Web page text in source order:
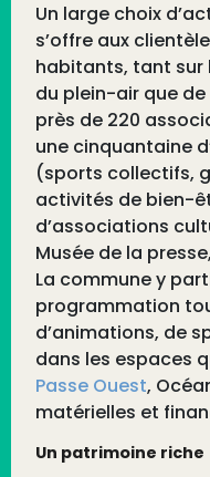
Un large choix
s’offre aux
habitants, tant sur
du plein-air que
près de 220
une cinquantaine
(sports collectifs,
activités de bien-
d’associations
Musée de la
La commune y
programmation
d’animations, de
dans les espaces
Passe Ouest,
matérielles et
Un patrimoine riche